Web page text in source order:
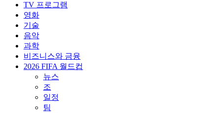
TV 프로그램
영화
기술
음악
과학
비즈니스와 금융
2026 FIFA 월드컵
뉴스
조
일정
팀